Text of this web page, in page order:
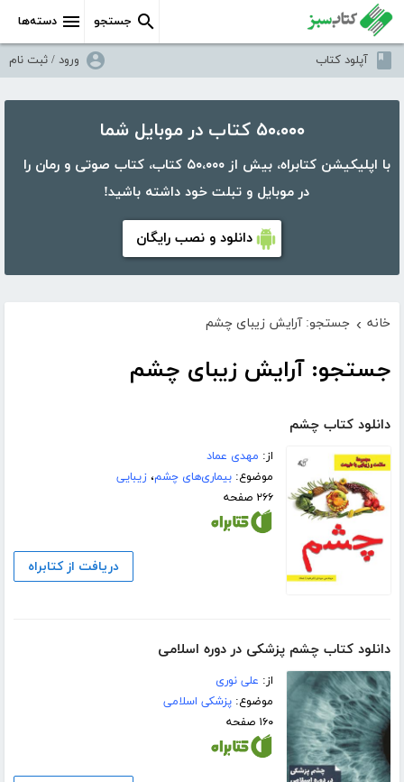
دسته‌ها جستجو
آپلود کتاب ورود / ثبت نام
۵۰،۰۰۰ کتاب در موبایل شما
با اپلیکیشن کتابراه، بیش از ۵۰،۰۰۰ کتاب، کتاب صوتی و رمان را
در موبایل و تبلت خود داشته باشید!
دانلود و نصب رایگان
خانه › جستجو: آرایش زیبای چشم
جستجو: آرایش زیبای چشم
دانلود کتاب چشم
از: مهدی عماد
موضوع:بیماری‌های چشم،زیبایی
۲۶۶ صفحه
دریافت از کتابراه
دانلود کتاب چشم پزشکی در دوره اسلامی
از: علی نوری
موضوع:پزشکی اسلامی
۱۶۰ صفحه